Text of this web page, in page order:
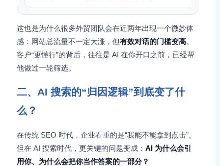
这也是为什么很多外贸团队会在近两年出现一个微妙体
感：网站总流量不一定大涨，但有效对话的门槛变高。
客户“更懂行”的背后，往往是 AI 在你开口之前，已经帮
他做过一轮筛选。
二、AI 搜索的“归因逻辑”到底变了什
么？
在传统 SEO 时代，企业看重的是“我能不能拿到点击”。
但在 AI 搜索时代，更关键的问题变成： AI 为什么会引
用你、为什么会把你当作答案的一部分？